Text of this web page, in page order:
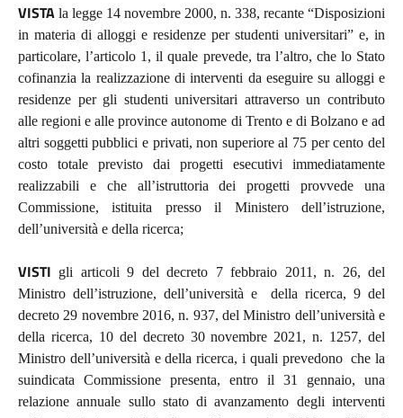
VISTA la legge 14 novembre 2000, n. 338, recante “Disposizioni
in materia di alloggi e residenze per studenti universitari” e, in
particolare, l’articolo 1, il quale prevede, tra l’altro, che lo Stato
cofinanzia la realizzazione di interventi da eseguire su alloggi e
residenze per gli studenti universitari attraverso un contributo
alle regioni e alle province autonome di Trento e di Bolzano e ad
altri soggetti pubblici e privati, non superiore al 75 per cento del
costo totale previsto dai progetti esecutivi immediatamente
realizzabili e che all’istruttoria dei progetti provvede una
Commissione, istituita presso il Ministero dell’istruzione,
dell’università e della ricerca;
VISTI gli articoli 9 del decreto 7 febbraio 2011, n. 26, del
Ministro dell’istruzione, dell’università e della ricerca, 9 del
decreto 29 novembre 2016, n. 937, del Ministro dell’università e
della ricerca, 10 del decreto 30 novembre 2021, n. 1257, del
Ministro dell’università e della ricerca, i quali prevedono che la
suindicata Commissione presenta, entro il 31 gennaio, una
relazione annuale sullo stato di avanzamento degli interventi